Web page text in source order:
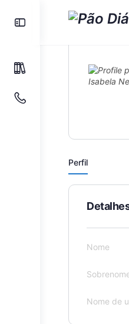
Perfil
Nome
Nome de